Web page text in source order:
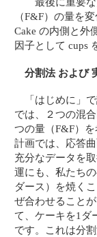
（F&F）の量を
Cake の内側と外
因子として cups
分割法 および
「はじめに」
では、２つの混
つの量（F&F）
計画では、応答
充分なデータを
運にも、私たち
ダース）を焼く
ぜ合わせること
て、ケーキを1ダ
です。これは分